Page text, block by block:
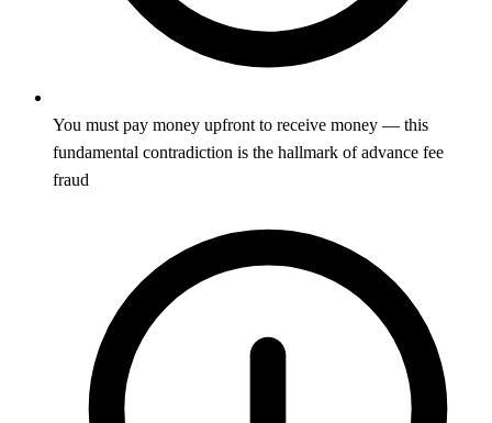
You must pay money upfront to receive money — this
fundamental contradiction is the hallmark of advance fee
fraud